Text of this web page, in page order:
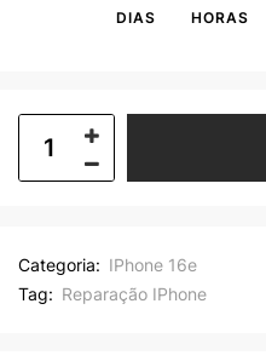
DIAS HORAS
Categoria: IPhone 16e
Tag: Reparação IPhone